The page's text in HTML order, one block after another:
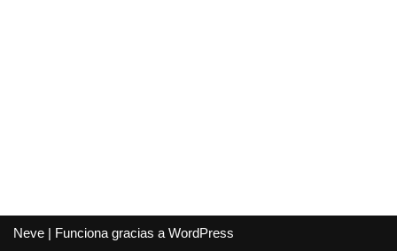
Neve | Funciona gracias a WordPress